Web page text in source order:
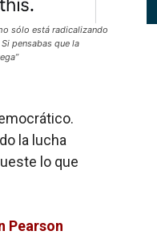
sólo está radicalizando
pensabas que la
la lucha
lo que
Pearson